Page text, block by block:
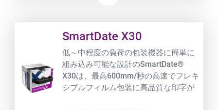
SmartDate X30
低～中程度の負荷の包装機器に簡単に
組み込み可能な設計のSmartDate®
X30は、最高600mm/秒の高速でフレキ
シブルフィルム包装に高品質な印字が